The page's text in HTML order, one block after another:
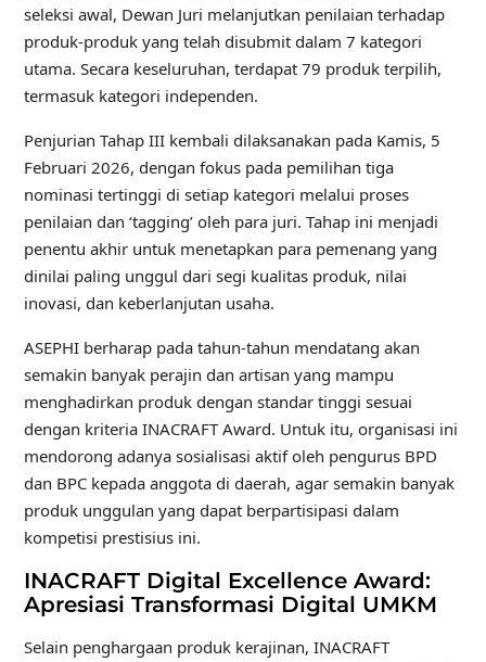
seleksi awal, Dewan Juri melanjutkan penilaian terhadap
produk-produk yang telah disubmit dalam 7 kategori
utama. Secara keseluruhan, terdapat 79 produk terpilih,
termasuk kategori independen.
Penjurian Tahap III kembali dilaksanakan pada Kamis, 5
Februari 2026, dengan fokus pada pemilihan tiga
nominasi tertinggi di setiap kategori melalui proses
penilaian dan ‘tagging’ oleh para juri. Tahap ini menjadi
penentu akhir untuk menetapkan para pemenang yang
dinilai paling unggul dari segi kualitas produk, nilai
inovasi, dan keberlanjutan usaha.
ASEPHI berharap pada tahun-tahun mendatang akan
semakin banyak perajin dan artisan yang mampu
menghadirkan produk dengan standar tinggi sesuai
dengan kriteria INACRAFT Award. Untuk itu, organisasi ini
mendorong adanya sosialisasi aktif oleh pengurus BPD
dan BPC kepada anggota di daerah, agar semakin banyak
produk unggulan yang dapat berpartisipasi dalam
kompetisi prestisius ini.
INACRAFT Digital Excellence Award:
Apresiasi Transformasi Digital UMKM
Selain penghargaan produk kerajinan, INACRAFT